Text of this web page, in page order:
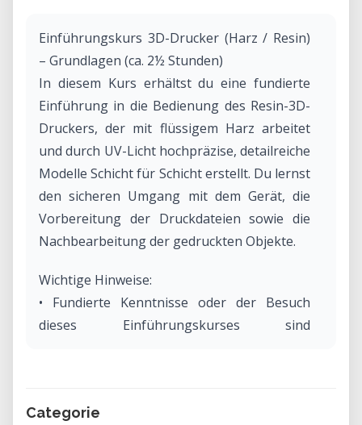
Einführungskurs 3D-Drucker (Harz / Resin)
– Grundlagen (ca. 2½ Stunden)
In diesem Kurs erhältst du eine fundierte
Einführung in die Bedienung des Resin-3D-
Druckers, der mit flüssigem Harz arbeitet
und durch UV-Licht hochpräzise, detailreiche
Modelle Schicht für Schicht erstellt. Du lernst
den sicheren Umgang mit dem Gerät, die
Vorbereitung der Druckdateien sowie die
Nachbearbeitung der gedruckten Objekte.
Wichtige Hinweise:
• Fundierte Kenntnisse oder der Besuch
dieses Einführungskurses sind
Wenn du Interesse hast, diesen Kurs zu
Categorie